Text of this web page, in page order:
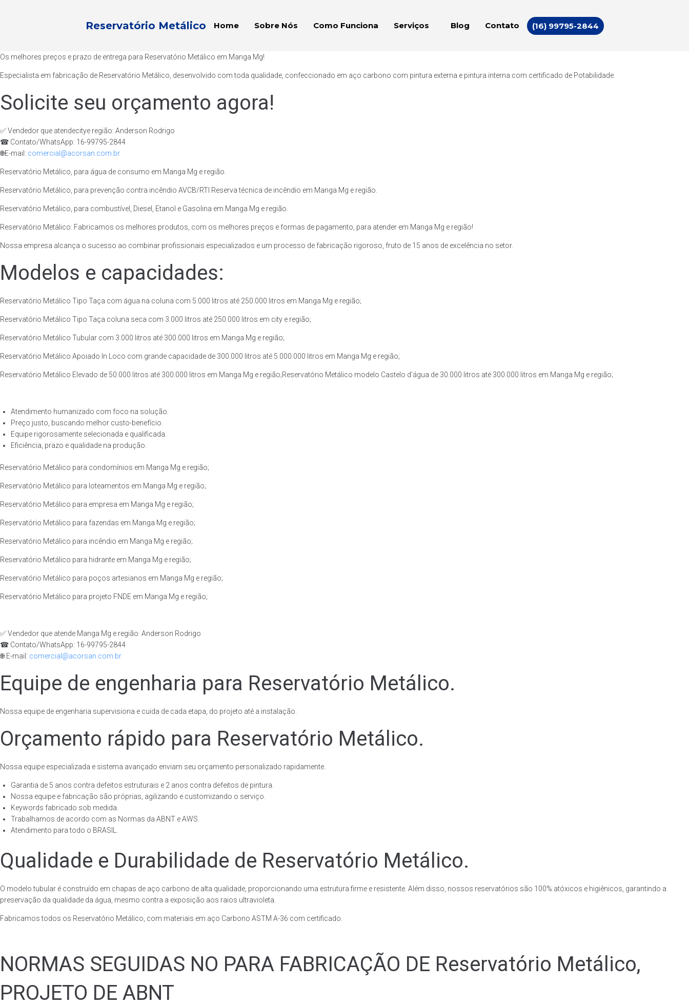
Reservatório Metálico Home Sobre Nós Como Funciona Serviços Blog Contato (16) 99795-2844
Os melhores preços e prazo de entrega para Reservatório Metálico em Manga Mg!
Especialista em fabricação de Reservatório Metálico, desenvolvido com toda qualidade, confeccionado em aço carbono com pintura externa e pintura interna com certificado de Potabilidade.
Solicite seu orçamento agora!
✅ Vendedor que atendecitye região: Anderson Rodrigo
☎ Contato/WhatsApp: 16-99795-2844
🌐E-mail: comercial@acorsan.com.br
Reservatório Metálico, para água de consumo em Manga Mg e região.
Reservatório Metálico, para prevenção contra incêndio AVCB/RTI Reserva técnica de incêndio em Manga Mg e região.
Reservatório Metálico, para combustível, Diesel, Etanol e Gasolina em Manga Mg e região.
Reservatório Metálico: Fabricamos os melhores produtos, com os melhores preços e formas de pagamento, para atender em Manga Mg e região!
Nossa empresa alcança o sucesso ao combinar profissionais especializados e um processo de fabricação rigoroso, fruto de 15 anos de excelência no setor.
Modelos e capacidades:
Reservatório Metálico Tipo Taça com água na coluna com 5.000 litros até 250.000 litros em Manga Mg e região;
Reservatório Metálico Tipo Taça coluna seca com 3.000 litros até 250.000 litros em city e região;
Reservatório Metálico Tubular com 3.000 litros até 300.000 litros em Manga Mg e região;
Reservatório Metálico Apoiado In Loco com grande capacidade de 300.000 litros até 5.000.000 litros em Manga Mg e região;
Reservatório Metálico Elevado de 50.000 litros até 300.000 litros em Manga Mg e região;Reservatório Metálico modelo Castelo d’água de 30.000 litros até 300.000 litros em Manga Mg e região;
Atendimento humanizado com foco na solução.
Preço justo, buscando melhor custo-benefício.
Equipe rigorosamente selecionada e qualificada.
Eficiência, prazo e qualidade na produção.
Reservatório Metálico para condomínios em Manga Mg e região;
Reservatório Metálico para loteamentos em Manga Mg e região;
Reservatório Metálico para empresa em Manga Mg e região;
Reservatório Metálico para fazendas em Manga Mg e região;
Reservatório Metálico para incêndio em Manga Mg e região;
Reservatório Metálico para hidrante em Manga Mg e região;
Reservatório Metálico para poços artesianos em Manga Mg e região;
Reservatório Metálico para projeto FNDE em Manga Mg e região;
✅ Vendedor que atende Manga Mg e região: Anderson Rodrigo
☎ Contato/WhatsApp: 16-99795-2844
🌐 E-mail: comercial@acorsan.com.br
Equipe de engenharia para Reservatório Metálico.
Nossa equipe de engenharia supervisiona e cuida de cada etapa, do projeto até a instalação.
Orçamento rápido para Reservatório Metálico.
Nossa equipe especializada e sistema avançado enviam seu orçamento personalizado rapidamente.
Garantia de 5 anos contra defeitos estruturais e 2 anos contra defeitos de pintura.
Nossa equipe e fabricação são próprias, agilizando e customizando o serviço.
Keywords fabricado sob medida.
Trabalhamos de acordo com as Normas da ABNT e AWS.
Atendimento para todo o BRASIL.
Qualidade e Durabilidade de Reservatório Metálico.
O modelo tubular é construído em chapas de aço carbono de alta qualidade, proporcionando uma estrutura firme e resistente. Além disso, nossos reservatórios são 100% atóxicos e higiênicos, garantindo a
preservação da qualidade da água, mesmo contra a exposição aos raios ultravioleta.
Fabricamos todos os Reservatório Metálico, com materiais em aço Carbono ASTM A-36 com certificado.
NORMAS SEGUIDAS NO PARA FABRICAÇÃO DE Reservatório Metálico,
PROJETO DE ABNT